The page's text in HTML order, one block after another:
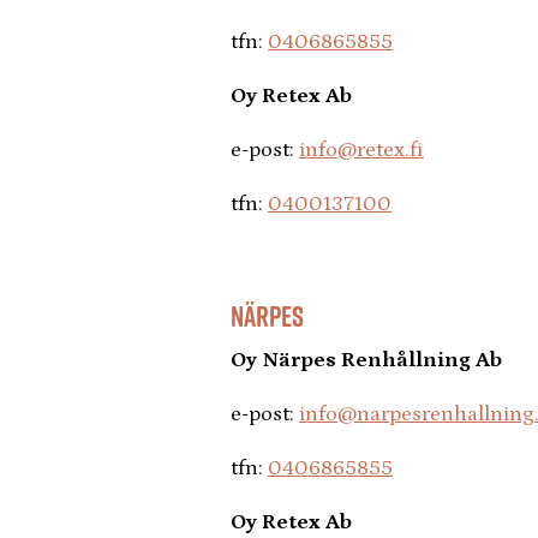
tfn: 0406865855
Oy Retex Ab
e-post: info@retex.fi
tfn: 0400137100
NÄRPES
Oy Närpes Renhållning Ab
e-post:
tfn: 0406865855
Oy Retex Ab